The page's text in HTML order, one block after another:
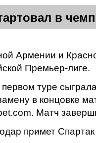
в
Армении и
Премьер-лиге.
туре
в концовке
Матч
примет